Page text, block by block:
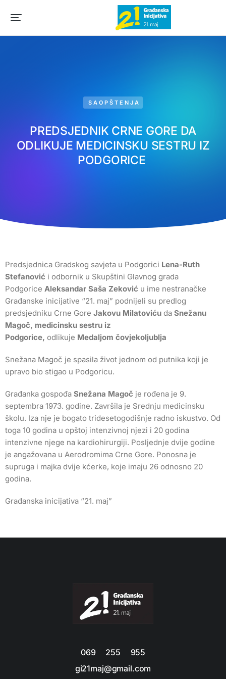
SAOPŠTENJA
PREDSJEDNIK CRNE GORE DA
ODLIKUJE MEDICINSKU SESTRU IZ
PODGORICE
Predsjednica Gradskog savjeta u Podgorici Lena-Ruth
Stefanović i odbornik u Skupštini Glavnog grada
Podgorice Aleksandar Saša Zeković u ime nestranačke
Građanske inicijative “21. maj” podnijeli su predlog
predsjedniku Crne Gore Jakovu Milatoviću da Snežanu
Magoč, medicinsku sestru iz
Podgorice, odlikuje Medaljom čovjekoljublja
Snežana Magoč je spasila život jednom od putnika koji je
upravo bio stigao u Podgoricu.
Građanka gospođa Snežana Magoč je rođena je 9.
septembra 1973. godine. Završila je Srednju medicinsku
školu. Iza nje je bogato tridesetogodišnje radno iskustvo. Od
toga 10 godina u opštoj intenzivnoj njezi i 20 godina
intenzivne njege na kardiohirurgiji. Posljednje dvije godine
je angažovana u Aerodromima Crne Gore. Ponosna je
supruga i majka dvije kćerke, koje imaju 26 odnosno 20
godina.
Građanska inicijativa “21. maj”
069 255 955
gi21maj@gmail.com